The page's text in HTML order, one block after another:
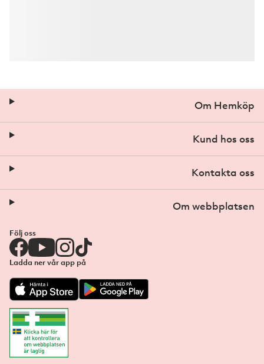
Om Hemköp
Kund hos oss
Kontakta oss
Om webbplatsen
Följ oss
Ladda ner vår app på